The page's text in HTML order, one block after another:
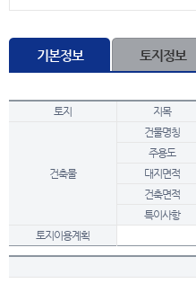
기본정보 토지정보
토지 지목
건축물
건물명칭
주용도
대지면적
건축면적
특이사항
토지이용계획